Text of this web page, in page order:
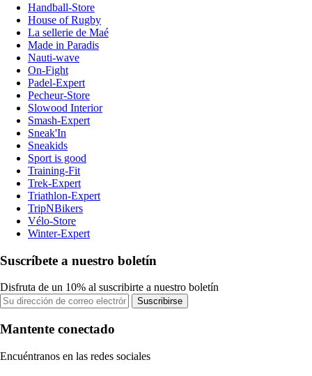
Handball-Store
House of Rugby
La sellerie de Maé
Made in Paradis
Nauti-wave
On-Fight
Padel-Expert
Pecheur-Store
Slowood Interior
Smash-Expert
Sneak'In
Sneakids
Sport is good
Training-Fit
Trek-Expert
Triathlon-Expert
TripNBikers
Vélo-Store
Winter-Expert
Suscríbete a nuestro boletín
Disfruta de un 10% al suscribirte a nuestro boletín
Suscribirse
Mantente conectado
Encuéntranos en las redes sociales